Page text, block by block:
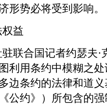
形势必将受到影响。
益
联合国记者约瑟夫·
利用条约中模糊之
边条约的法律和道
公约》）所包含的